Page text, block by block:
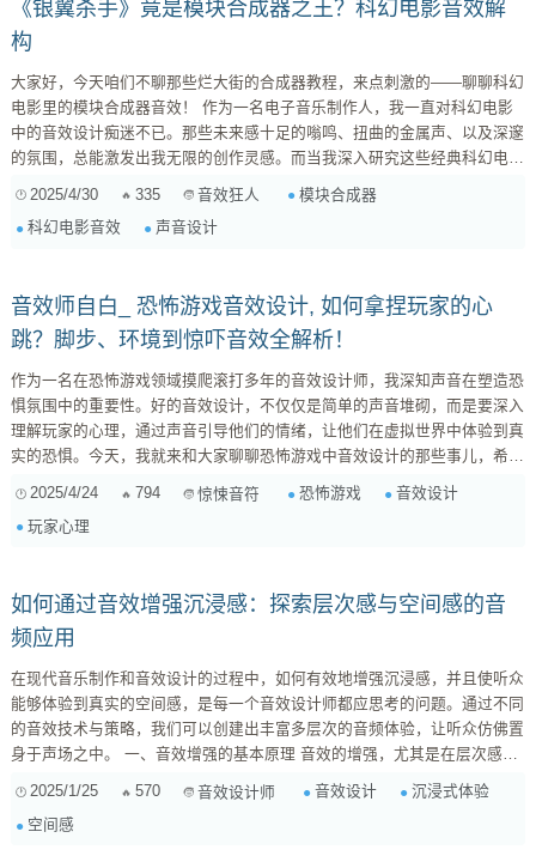
《银翼杀手》竟是模块合成器之王？科幻电影音效解
构
大家好，今天咱们不聊那些烂大街的合成器教程，来点刺激的——聊聊科幻
电影里的模块合成器音效！ 作为一名电子音乐制作人，我一直对科幻电影
中的音效设计痴迷不已。那些未来感十足的嗡鸣、扭曲的金属声、以及深邃
的氛围，总能激发出我无限的创作灵感。而当我深入研究这些经典科幻电影
立的模块组成的合成器系统。每个模块都负责特定的功能，例如振荡器、滤
2025/4/30 335 音效狂人
模块合成器
科幻电影音效
声音设计
音效师自白_ 恐怖游戏音效设计, 如何拿捏玩家的心
跳？脚步、环境到惊吓音效全解析！
作为一名在恐怖游戏领域摸爬滚打多年的音效设计师，我深知声音在塑造恐
惧氛围中的重要性。好的音效设计，不仅仅是简单的声音堆砌，而是要深入
理解玩家的心理，通过声音引导他们的情绪，让他们在虚拟世界中体验到真
实的恐惧。今天，我就来和大家聊聊恐怖游戏中音效设计的那些事儿，希望
游戏中最常见的音效之一，却往往被忽视。但实际上，脚步声的设计至关重
要，它直接影响着玩家的紧张感和代入感。 材质的区分 ：不同的地面材
2025/4/24 794 惊悚音符 恐怖游戏
音效设计
玩家心理
如何通过音效增强沉浸感：探索层次感与空间感的音
频应用
在现代音乐制作和音效设计的过程中，如何有效地增强沉浸感，并且使听众
能够体验到真实的空间感，是每一个音效设计师都应思考的问题。通过不同
的音效技术与策略，我们可以创建出丰富多层次的音频体验，让听众仿佛置
身于声场之中。 一、音效增强的基本原理 音效的增强，尤其是在层次感和
空间感的表现上，离不开几个关键要素：音频的频率、声源的定位和音色的
变化。首先，频率的变化会直接影响听众的接受感。例如，低频声波的震动
可以给予人一种重力感，而高频则能带来清晰和明亮的感觉。当我们结合这
2025/1/25 570 音效设计师 音效设计
沉浸式体验
空间感